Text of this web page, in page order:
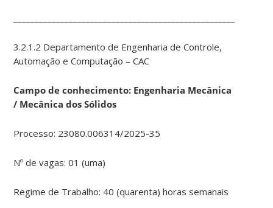
3.2.1.2 Departamento de Engenharia de Controle,
Automação e Computação – CAC
Campo de conhecimento: Engenharia Mecânica
/ Mecânica dos Sólidos
Processo: 23080.006314/2025-35
Nº de vagas: 01 (uma)
Regime de Trabalho: 40 (quarenta) horas semanais